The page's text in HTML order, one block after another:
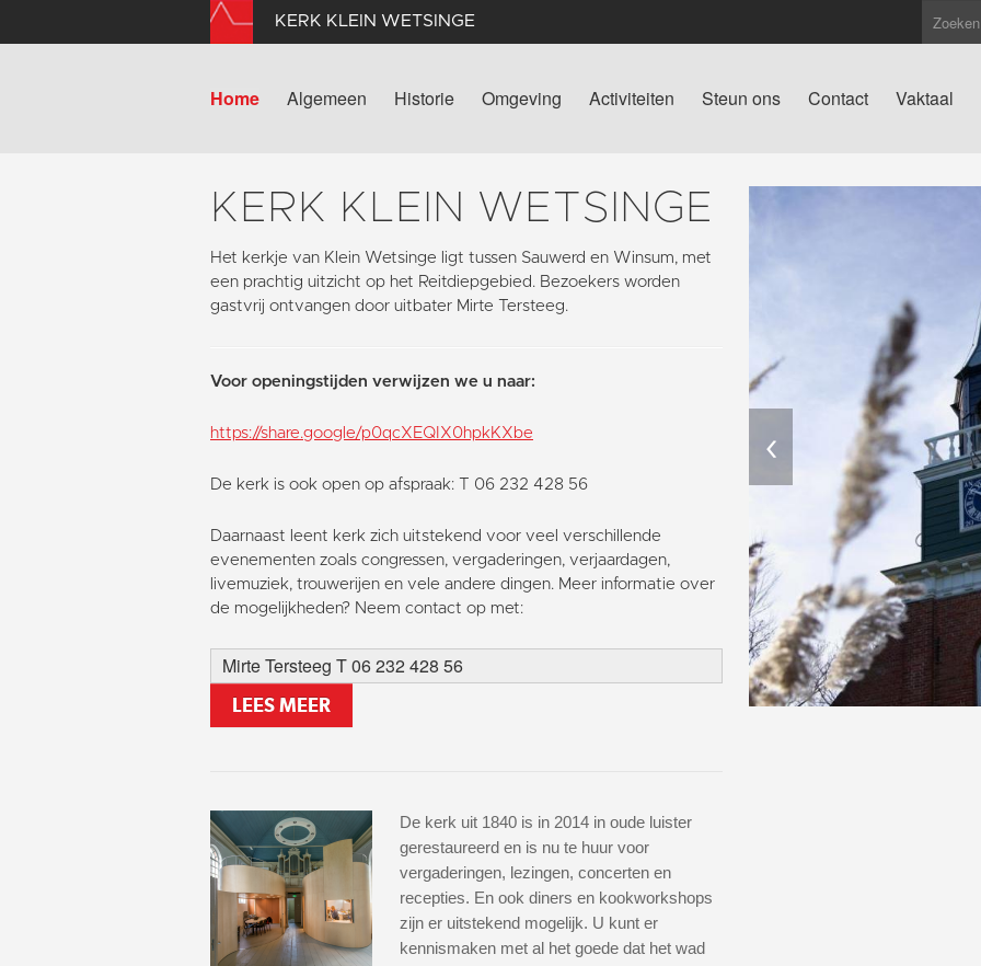
KERK KLEIN WETSINGE
Home Algemeen Historie Omgeving Activiteiten Steun ons Contact Vaktaal
KERK KLEIN WETSINGE
Het kerkje van Klein Wetsinge ligt tussen Sauwerd en Winsum, met
een prachtig uitzicht op het Reitdiepgebied. Bezoekers worden
gastvrij ontvangen door uitbater Mirte Tersteeg.
Voor openingstijden verwijzen we u naar:
https://share.google/p0qcXEQIX0hpkKXbe
De kerk is ook open op afspraak: T 06 232 428 56
Daarnaast leent kerk zich uitstekend voor veel verschillende
evenementen zoals congressen, vergaderingen, verjaardagen,
livemuziek, trouwerijen en vele andere dingen. Meer informatie over
de mogelijkheden? Neem contact op met:
Mirte Tersteeg T 06 232 428 56
LEES MEER
De kerk uit 1840 is in 2014 in oude luister
gerestaureerd en is nu te huur voor
vergaderingen, lezingen, concerten en
recepties. En ook diners en kookworkshops
zijn er uitstekend mogelijk. U kunt er
kennismaken met al het goede dat het wad
‹